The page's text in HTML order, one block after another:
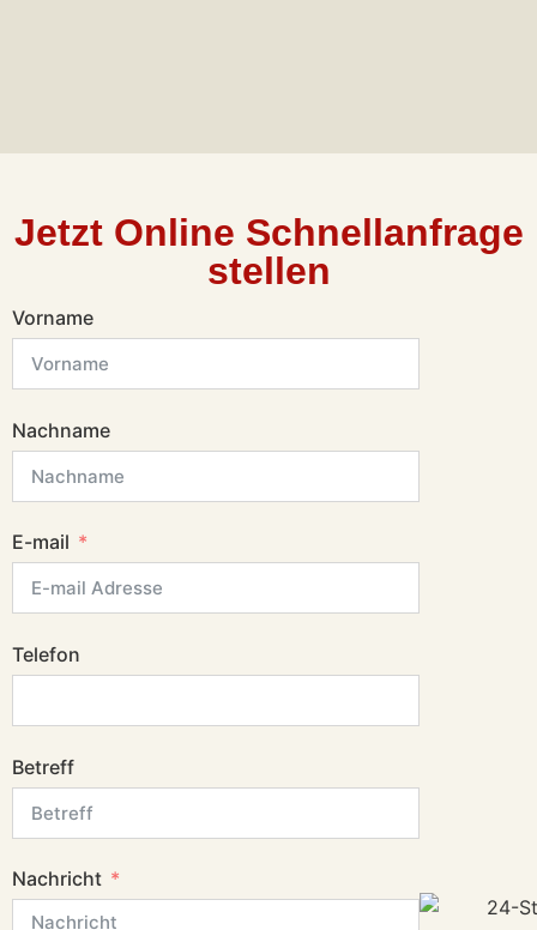
Jetzt Online Schnellanfrage
stellen
Vorname
Nachname
E-mail
Telefon
Betreff
Nachricht